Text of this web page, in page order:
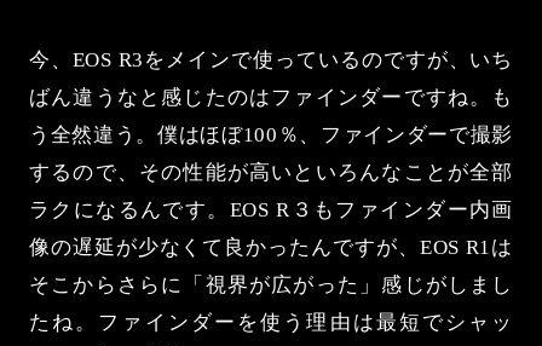
今、EOS R3をメインで使っているのですが、いち
ばん違うなと感じたのはファインダーですね。も
う全然違う。僕はほぼ100％、ファインダーで撮影
するので、その性能が高いといろんなことが全部
ラクになるんです。EOS R３もファインダー内画
像の遅延が少なくて良かったんですが、EOS R1は
そこからさらに「視界が広がった」感じがしまし
たね。ファインダーを使う理由は最短でシャッ